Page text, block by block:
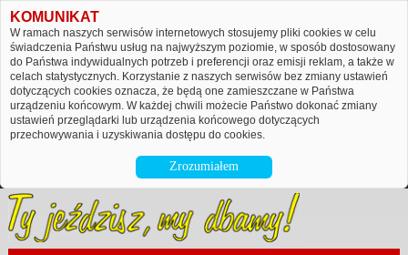
KOMUNIKAT
W ramach naszych serwisów internetowych stosujemy pliki cookies w celu
świadczenia Państwu usług na najwyższym poziomie, w sposób dostosowany
do Państwa indywidualnych potrzeb i preferencji oraz emisji reklam, a także w
celach statystycznych. Korzystanie z naszych serwisów bez zmiany ustawień
dotyczących cookies oznacza, że będą one zamieszczane w Państwa
urządzeniu końcowym. W każdej chwili możecie Państwo dokonać zmiany
ustawień przeglądarki lub urządzenia końcowego dotyczących
przechowywania i uzyskiwania dostępu do cookies.
Zrozumiałem